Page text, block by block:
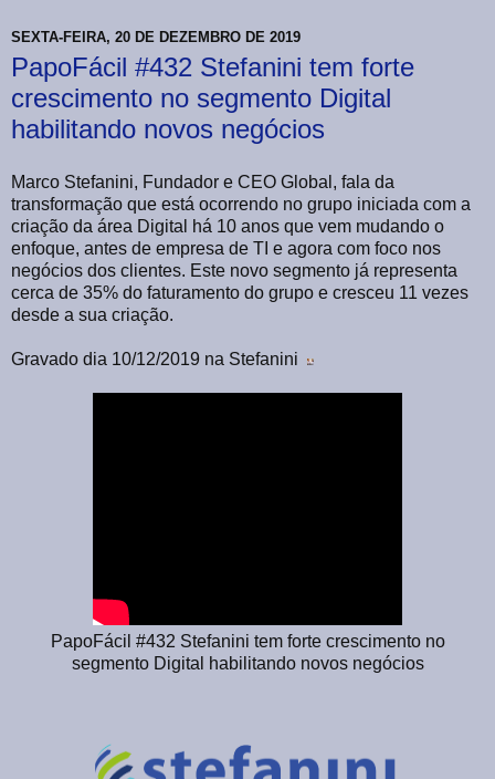
SEXTA-FEIRA, 20 DE DEZEMBRO DE 2019
PapoFácil #432 Stefanini tem forte
crescimento no segmento Digital
habilitando novos negócios
Marco Stefanini, Fundador e CEO Global, fala da
transformação que está ocorrendo no grupo iniciada com a
criação da área Digital há 10 anos que vem mudando o
enfoque, antes de empresa de TI e agora com foco nos
negócios dos clientes. Este novo segmento já representa
cerca de 35% do faturamento do grupo e cresceu 11 vezes
desde a sua criação.
Gravado dia 10/12/2019 na Stefanini
PapoFácil #432 Stefanini tem forte crescimento no
segmento Digital habilitando novos negócios